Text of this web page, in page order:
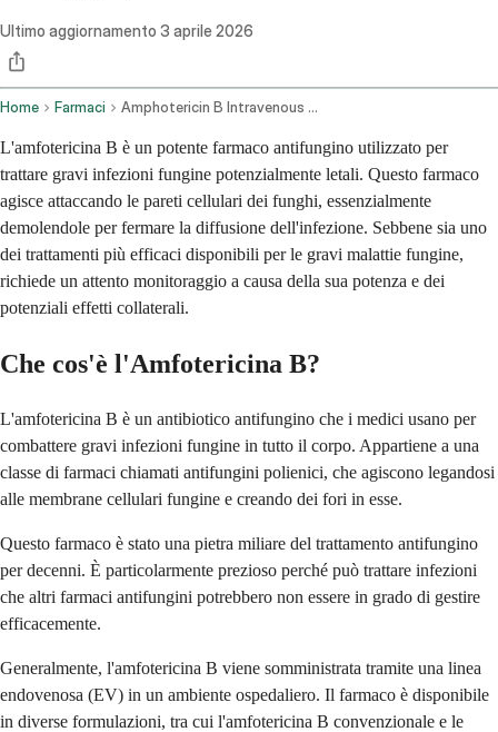
Ultimo aggiornamento 3 aprile 2026
Home Farmaci Amphotericin B Intravenous Route Injection Route
L'amfotericina B è un potente farmaco antifungino utilizzato per
trattare gravi infezioni fungine potenzialmente letali. Questo farmaco
agisce attaccando le pareti cellulari dei funghi, essenzialmente
demolendole per fermare la diffusione dell'infezione. Sebbene sia uno
dei trattamenti più efficaci disponibili per le gravi malattie fungine,
richiede un attento monitoraggio a causa della sua potenza e dei
potenziali effetti collaterali.
Che cos'è l'Amfotericina B?
L'amfotericina B è un antibiotico antifungino che i medici usano per
combattere gravi infezioni fungine in tutto il corpo. Appartiene a una
classe di farmaci chiamati antifungini polienici, che agiscono legandosi
alle membrane cellulari fungine e creando dei fori in esse.
Questo farmaco è stato una pietra miliare del trattamento antifungino
per decenni. È particolarmente prezioso perché può trattare infezioni
che altri farmaci antifungini potrebbero non essere in grado di gestire
efficacemente.
Generalmente, l'amfotericina B viene somministrata tramite una linea
endovenosa (EV) in un ambiente ospedaliero. Il farmaco è disponibile
in diverse formulazioni, tra cui l'amfotericina B convenzionale e le